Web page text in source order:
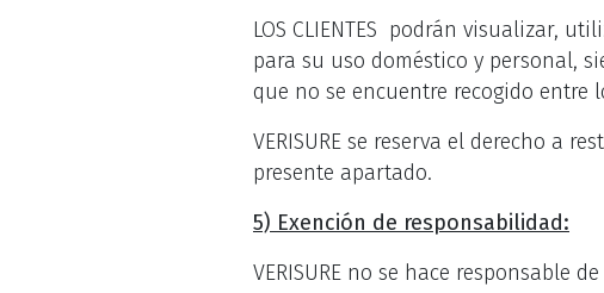
LOS CLIENTES podrán visualizar,
para su uso doméstico y personal,
que no se encuentre recogido entre
VERISURE se reserva el derecho a
presente apartado.
5) Exención de responsabilidad:
VERISURE no se hace responsable